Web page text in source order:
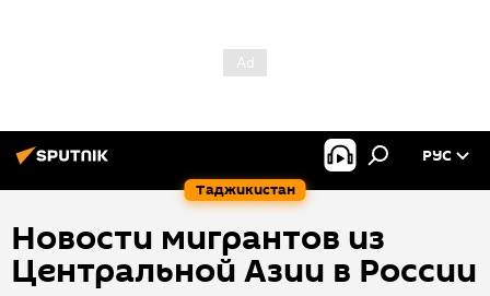
Таджикистан
РУС
Новости мигрантов из
Центральной Азии в России